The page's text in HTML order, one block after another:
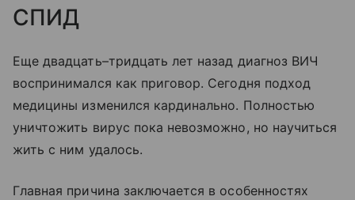
СПИД
Еще двадцать–тридцать лет назад диагноз ВИЧ
воспринимался как приговор. Сегодня подход
медицины изменился кардинально. Полностью
уничтожить вирус пока невозможно, но научиться
жить с ним удалось.
Главная причина заключается в особенностях